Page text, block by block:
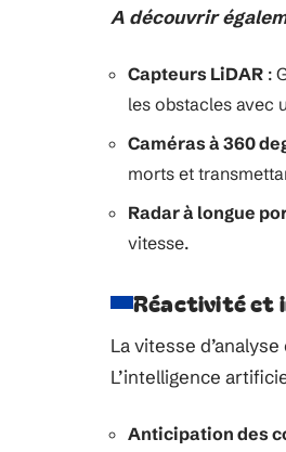
A découvrir
Capteurs LiDAR :
les obstacles avec
Caméras à 360
morts et
Radar à longue
vitesse.
Réactivité et
La vitesse
L’intelligence
Anticipation des